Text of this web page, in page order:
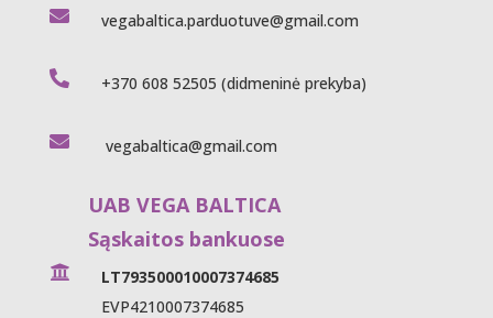
 vegabaltica.parduotuve@gmail.com
 +370 608 52505 (didmeninė prekyba)
 vegabaltica@gmail.com
UAB VEGA BALTICA
Sąskaitos bankuose

LT793500010007374685
EVP4210007374685